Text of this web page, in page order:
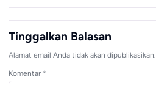
Tinggalkan Balasan
Alamat email Anda tidak akan dipublikasikan.
Komentar *